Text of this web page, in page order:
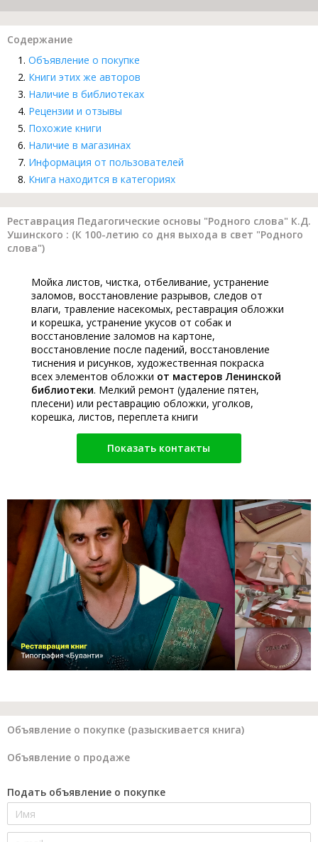
Содержание
Объявление о покупке
Книги этих же авторов
Наличие в библиотеках
Рецензии и отзывы
Похожие книги
Наличие в магазинах
Информация от пользователей
Книга находится в категориях
Реставрация Педагогические основы "Родного слова" К.Д.
Ушинского : (К 100-летию со дня выхода в свет "Родного
слова")
Мойка листов, чистка, отбеливание, устранение
заломов, восстановление разрывов, следов от
влаги, травление насекомых, реставрация обложки
и корешка, устранение укусов от собак и
восстановление заломов на картоне,
восстановление после падений, восстановление
тиснения и рисунков, художественная покраска
всех элементов обложки от мастеров Ленинской
библиотеки. Мелкий ремонт (удаление пятен,
плесени) или реставрацию обложки, уголков,
корешка, листов, переплета книги
Показать контакты
Объявление о покупке (разыскивается книга)
Объявление о продаже
Подать объявление о покупке